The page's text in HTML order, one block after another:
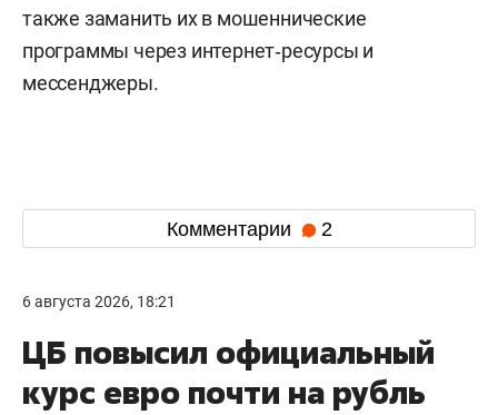
также заманить их в мошеннические
программы через интернет‑ресурсы и
мессенджеры.
Комментарии 2
6 августа 2026, 18:21
ЦБ повысил официальный
курс евро почти на рубль